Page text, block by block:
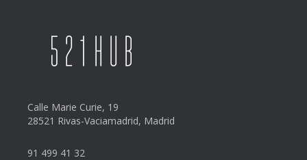
Calle Marie Curie, 19
28521 Rivas-Vaciamadrid, Madrid
91 499 41 32